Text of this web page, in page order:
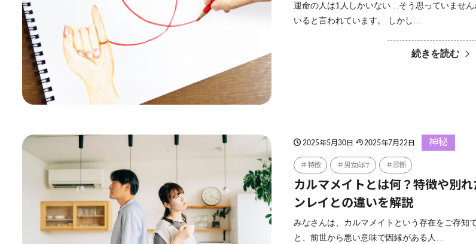
運命の人は1人しかいない…そう思っていませ
いると言われています。 しかし…
続きを読む
2025年5月30日 2025年7月22日 神秘
特徴 男女向け 診断
カルマメイトとは何？特徴や別
ンレイとの違いを解説
みなさんは、カルマメイトという存在をご存知
と、前世から悪い意味で因縁がある人…